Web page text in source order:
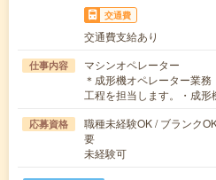
交通費
交通費支給あり
仕事内容
マシンオペレーター
＊成形機オペレーター業
工程を担当します。・成
応募資格
職種未経験OK / ブランク
要
未経験可